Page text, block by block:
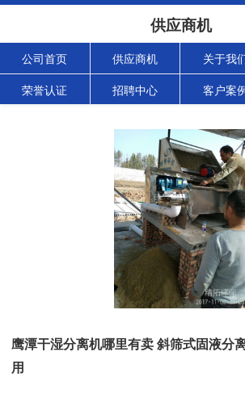
供应商机
公司首页 供应商机 关于我
荣誉认证 招聘中心 客户案例
鹰潭干湿分离机哪里有卖 斜筛式固液分
用